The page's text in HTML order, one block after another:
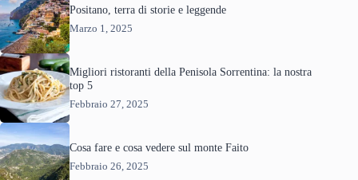
Positano, terra di storie e leggende
Marzo 1, 2025
Migliori ristoranti della Penisola Sorrentina: la nostra
top 5
Febbraio 27, 2025
Cosa fare e cosa vedere sul monte Faito
Febbraio 26, 2025